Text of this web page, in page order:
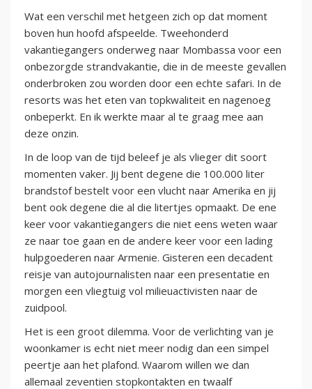
Wat een verschil met hetgeen zich op dat moment
boven hun hoofd afspeelde. Tweehonderd
vakantiegangers onderweg naar Mombassa voor een
onbezorgde strandvakantie, die in de meeste gevallen
onderbroken zou worden door een echte safari. In de
resorts was het eten van topkwaliteit en nagenoeg
onbeperkt. En ik werkte maar al te graag mee aan
deze onzin.
In de loop van de tijd beleef je als vlieger dit soort
momenten vaker. Jij bent degene die 100.000 liter
brandstof bestelt voor een vlucht naar Amerika en jij
bent ook degene die al die litertjes opmaakt. De ene
keer voor vakantiegangers die niet eens weten waar
ze naar toe gaan en de andere keer voor een lading
hulpgoederen naar Armenie. Gisteren een decadent
reisje van autojournalisten naar een presentatie en
morgen een vliegtuig vol milieuactivisten naar de
zuidpool.
Het is een groot dilemma. Voor de verlichting van je
woonkamer is echt niet meer nodig dan een simpel
peertje aan het plafond. Waarom willen we dan
allemaal zeventien stopkontakten en twaalf